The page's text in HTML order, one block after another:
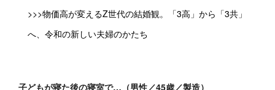
>>>物価高が変えるZ世代の結婚観。「3高」から「3共」
へ、令和の新しい夫婦のかたち
子どもが寝た後の寝室で…（男性／45歳／製造）